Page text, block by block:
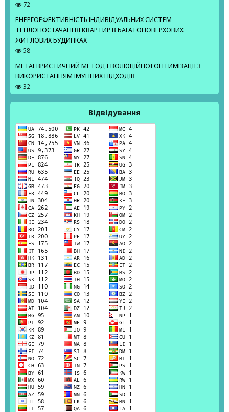
72
ЕНЕРГОЕФЕКТИВНІСТЬ ІНДИВІДУАЛЬНИХ СИСТЕМ
ТЕПЛОПОСТАЧАННЯ КВАРТИР В БАГАТОПОВЕРХОВИХ
ЖИТЛОВИХ БУДИНКАХ
58
МЕТАЕВРИСТИЧНИЙ МЕТОД ЕВОЛЮЦІЙНОЇ ОПТИМІЗАЦІЇ З
ВИКОРИСТАННЯМ ІМУННИХ ПІДХОДІВ
32
Відвідування